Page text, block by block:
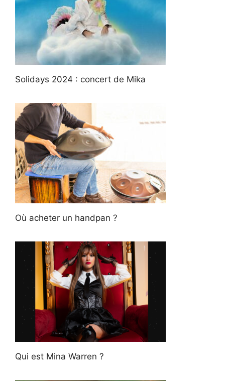
Solidays 2024 : concert de Mika
Où acheter un handpan ?
Qui est Mina Warren ?